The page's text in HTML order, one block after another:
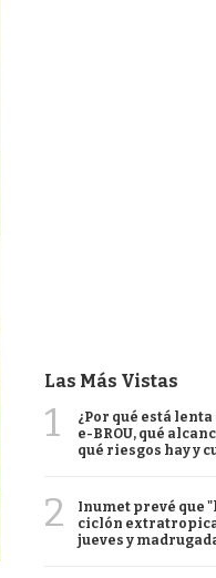
Las Más Vistas
1
¿Por qué está
e-BROU, qué
qué riesgos hay y
2
Inumet prevé que
ciclón
jueves y